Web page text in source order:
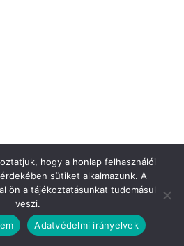
hogy a honlap felhasználói
sütiket alkalmazunk. A
ön a tájékoztatásunkat tudomásul
veszi.
Adatvédelmi irányelvek